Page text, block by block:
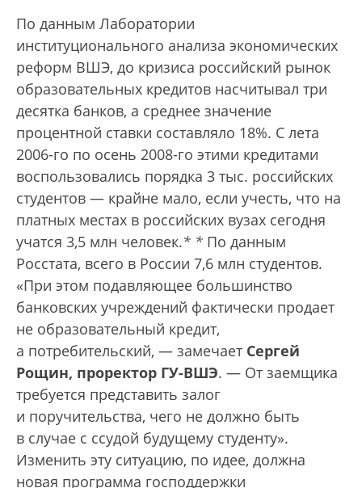
По данным Лаборатории
институционального анализа экономических
реформ ВШЭ, до кризиса российский рынок
образовательных кредитов насчитывал три
десятка банков, а среднее значение
процентной ставки составляло 18%. С лета
2006-го по осень 2008-го этими кредитами
воспользовались порядка 3 тыс. российских
студентов — крайне мало, если учесть, что на
платных местах в российских вузах сегодня
учатся 3,5 млн человек.* * По данным
Росстата, всего в России 7,6 млн студентов.
«При этом подавляющее большинство
банковских учреждений фактически продает
не образовательный кредит,
а потребительский, — замечает Сергей
Рощин, проректор ГУ-ВШЭ. — От заемщика
требуется представить залог
и поручительства, чего не должно быть
в случае с ссудой будущему студенту».
Изменить эту ситуацию, по идее, должна
новая программа господдержки